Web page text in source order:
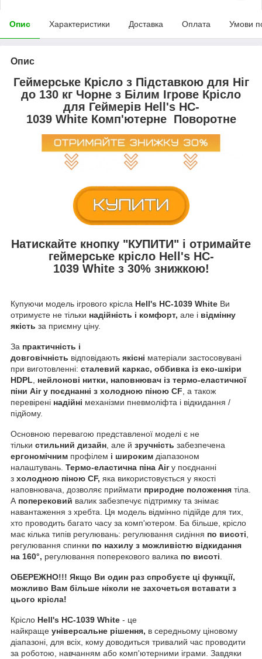
Опис Характеристики Доставка Оплата Умови
Опис
Геймерське Крісло з Підставкою для Ніг
до 130 кг Чорне з Білим Ігрове Крісло
для Геймерів Hell's HC-
1039 White Комп'ютерне Поворотне
Крісло Hell's HC-1039 White - це
найкраще універсальне рішення, в середньому ціновому
діапазоні, для всіх, кому доводиться тривалий час проводити
за роботою, навчанням або комп'ютерними іграми. Завдяки
ОБЕРЕЖНО!!! Якщо Ви один раз спробуєте ці функції,
можливо Вам більше ніколи не захочеться вставати з
цього крісла!
Основною перевагою представленої моделі є не
тільки стильний дизайн , але й зручність забезпечена
ергономічним профілем і широким діапазоном
налаштувань. Термо-еластична піна Airу поєднанні
з холодною піною CF, яка використовується у якості
наповнювача, дозволяє приймати природне положення тіла.
А поперековий валик забезпечує підтримку та знімає
навантаження з хребта. Ця модель відмінно підійде для тих,
хто проводить багато часу за комп'ютером. Ба більше, крісло
має кілька типів регулювань: регулювання сидіння по висоті
регулювання спинки по нахилу з можливістю відкидання
на 160°, регулювання поперекового валика по висоті
За практичність і
довговічність відповідають якісні матеріали застосовувані
при виготовленні: сталевий каркас, оббивка із еко-шкіри
HDPL
нейлонові нитки, наповнювач із термо-еластичної
піни Air у поєднанні з холодною піною CF , а також
перевірені надійні механізми пневмоліфта і відкидання /
підйому.
Купуючи модель ігрового крісла Hell's HC-1039 White Ви
отримуєте не тільки надійність і комфорт, але і відмінну
якість за приємну ціну.
Натискайте кнопку "КУПИТИ" і отримайте
геймерське крісло Hell's HC-
1039 Whiteз30% знижкою!